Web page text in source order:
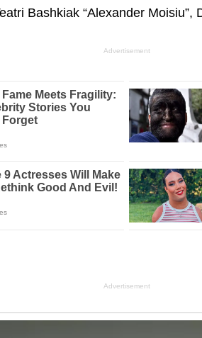
Bashkiak “Alexander Moisiu”,
Advertisement
Advertisement